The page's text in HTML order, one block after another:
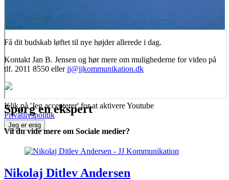
Klik på 'Jeg accepterer' for at aktivere Youtube
Privatlivspolitik
Jeg er enig
Få dit budskab løftet til nye højder allerede i dag.
Kontakt Jan B. Jensen og hør mere om mulighederne for video på
tlf. 2011 8550 ellerjj@jjkommunikation.dk
Spørg en ekspert
Vil du vide mere om Sociale medier?
Nikolaj Ditlev Andersen